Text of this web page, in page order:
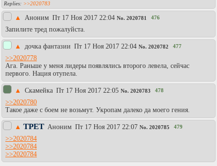
>>2020783
▲ Аноним Пт 17 Ноя 2017 22:04 No. 2020781 476
Запилите тред пожалуйста.
▲ дочка фантазии Пт 17 Ноя 2017 22:04 No. 2020782 477
>>2020778
Ага. Раньше у меня лидеры появлялись второго левела, сейчас
первого. Нация отупела.
▲ Скамейка Пт 17 Ноя 2017 22:05 No. 2020783 478
>>2020780
Такое даже с боем не возьмут. Укропам далеко да моего гения.
▲ ТРЕТ Аноним Пт 17 Ноя 2017 22:07 No. 2020785 479
>>2020784
>>2020784
>>2020784